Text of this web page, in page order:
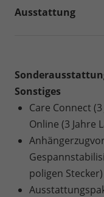
Ausstattung
Sonstiges
Care Connect
Online (3 Jahre
poligen Stecker)